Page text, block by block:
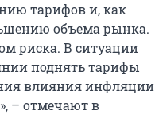
тарифов и, как
объема рынка.
риска. В ситуации
поднять тарифы
влияния инфляции
– отмечают в